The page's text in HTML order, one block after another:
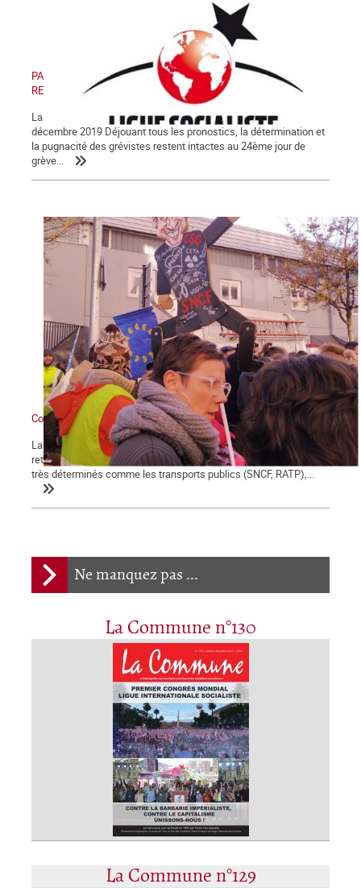
Ne manquez pas ...
La Commune n°130
La Commune n°129
PAS DE RETRAIT, PAS DE TRÊVE ! PAS DE RETRAIT, PAS DE
RENTRÉE !
La Lettre de La Commune, nouvelle série, n° 123 - Samedi 28
décembre 2019 Déjouant tous les pronostics, la détermination et
la pugnacité des grévistes restent intactes au 24ème jour de
grève...
Contre Macron et sa réforme des retraites : grève générale !
La démonstration de force des salariés contre la réforme des
retraites engagée le 5 décembre se poursuit et certains secteurs
très déterminés comme les transports publics (SNCF, RATP),...